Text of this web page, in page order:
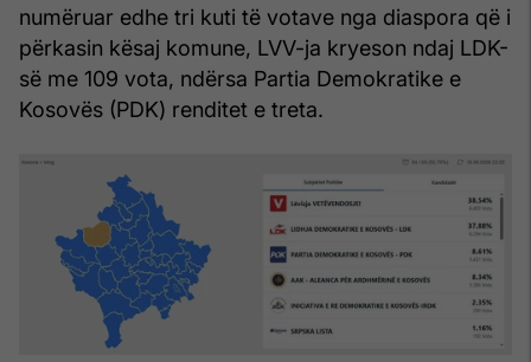
numëruar edhe tri kuti të votave nga diaspora që i
përkasin kësaj komune, LVV-ja kryeson ndaj LDK-
së me 109 vota, ndërsa Partia Demokratike e
Kosovës (PDK) renditet e treta.